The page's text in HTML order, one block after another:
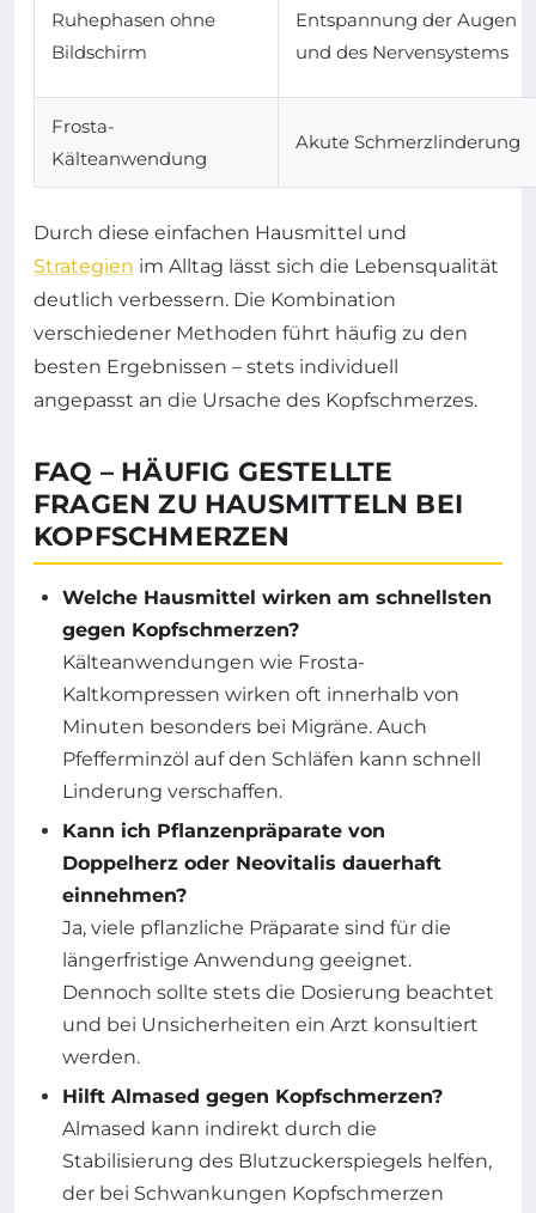
Ruhephasen ohne
Bildschirm
Entspannung der Augen
und des Nervensystems
Frosta-
Kälteanwendung
Akute Schmerzlinderung
Durch diese einfachen Hausmittel und
Strategien im Alltag lässt sich die Lebensqualität
deutlich verbessern. Die Kombination
verschiedener Methoden führt häufig zu den
besten Ergebnissen – stets individuell
angepasst an die Ursache des Kopfschmerzes.
FAQ – HÄUFIG GESTELLTE
FRAGEN ZU HAUSMITTELN BEI
KOPFSCHMERZEN
Welche Hausmittel wirken am schnellsten
gegen Kopfschmerzen?
Kälteanwendungen wie Frosta-
Kaltkompressen wirken oft innerhalb von
Minuten besonders bei Migräne. Auch
Pfefferminzöl auf den Schläfen kann schnell
Linderung verschaffen.
Kann ich Pflanzenpräparate von
Doppelherz oder Neovitalis dauerhaft
einnehmen?
Ja, viele pflanzliche Präparate sind für die
längerfristige Anwendung geeignet.
Dennoch sollte stets die Dosierung beachtet
und bei Unsicherheiten ein Arzt konsultiert
werden.
Hilft Almased gegen Kopfschmerzen?
Almased kann indirekt durch die
Stabilisierung des Blutzuckerspiegels helfen,
der bei Schwankungen Kopfschmerzen